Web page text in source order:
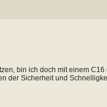
bin ich doch mit einem
der Sicherheit und